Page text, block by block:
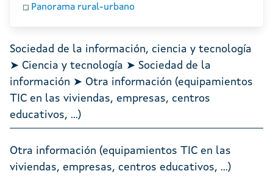
Panorama rural-urbano
Sociedad de la información, ciencia y tecnología
➤ Ciencia y tecnología ➤ Sociedad de la
información ➤ Otra información (equipamientos
TIC en las viviendas, empresas, centros
educativos, ...)
Otra información (equipamientos TIC en las
viviendas, empresas, centros educativos, ...)